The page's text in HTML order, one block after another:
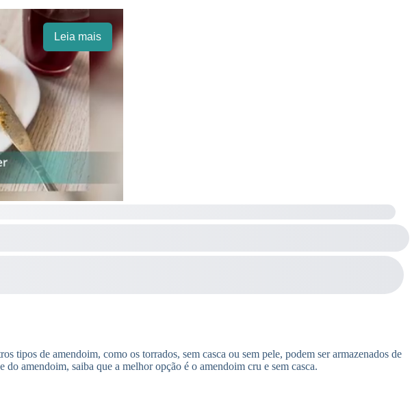
Leia mais
tipos de amendoim, como os torrados, sem casca ou sem pele, podem ser armazenados de
amendoim, saiba que a melhor opção é o amendoim cru e sem casca.